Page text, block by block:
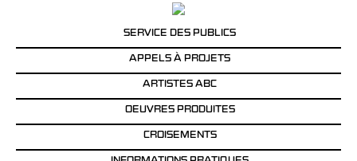
SERVICE DES PUBLICS
APPELS À PROJETS
ARTISTES ABC
OEUVRES PRODUITES
CROISEMENTS